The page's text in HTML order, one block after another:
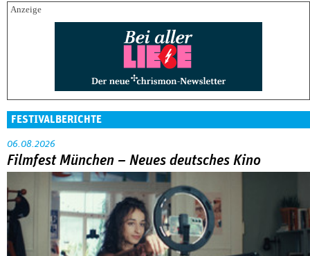
FESTIVALBERICHTE
06.08.2026
Filmfest München – Neues deutsches Kino